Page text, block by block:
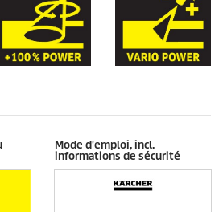
Mode d'emploi, incl.
informations de sécurité